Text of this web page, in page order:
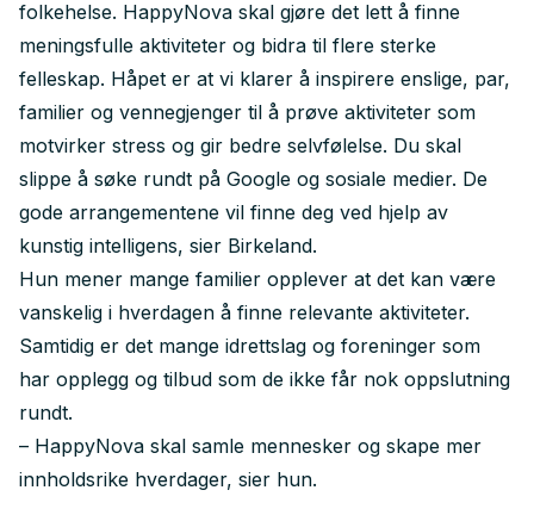
folkehelse. HappyNova skal gjøre det lett å finne
meningsfulle aktiviteter og bidra til flere sterke
felleskap. Håpet er at vi klarer å inspirere enslige, par,
familier og vennegjenger til å prøve aktiviteter som
motvirker stress og gir bedre selvfølelse. Du skal
slippe å søke rundt på Google og sosiale medier. De
gode arrangementene vil finne deg ved hjelp av
kunstig intelligens, sier Birkeland.
Hun mener mange familier opplever at det kan være
vanskelig i hverdagen å finne relevante aktiviteter.
Samtidig er det mange idrettslag og foreninger som
har opplegg og tilbud som de ikke får nok oppslutning
rundt.
– HappyNova skal samle mennesker og skape mer
innholdsrike hverdager, sier hun.